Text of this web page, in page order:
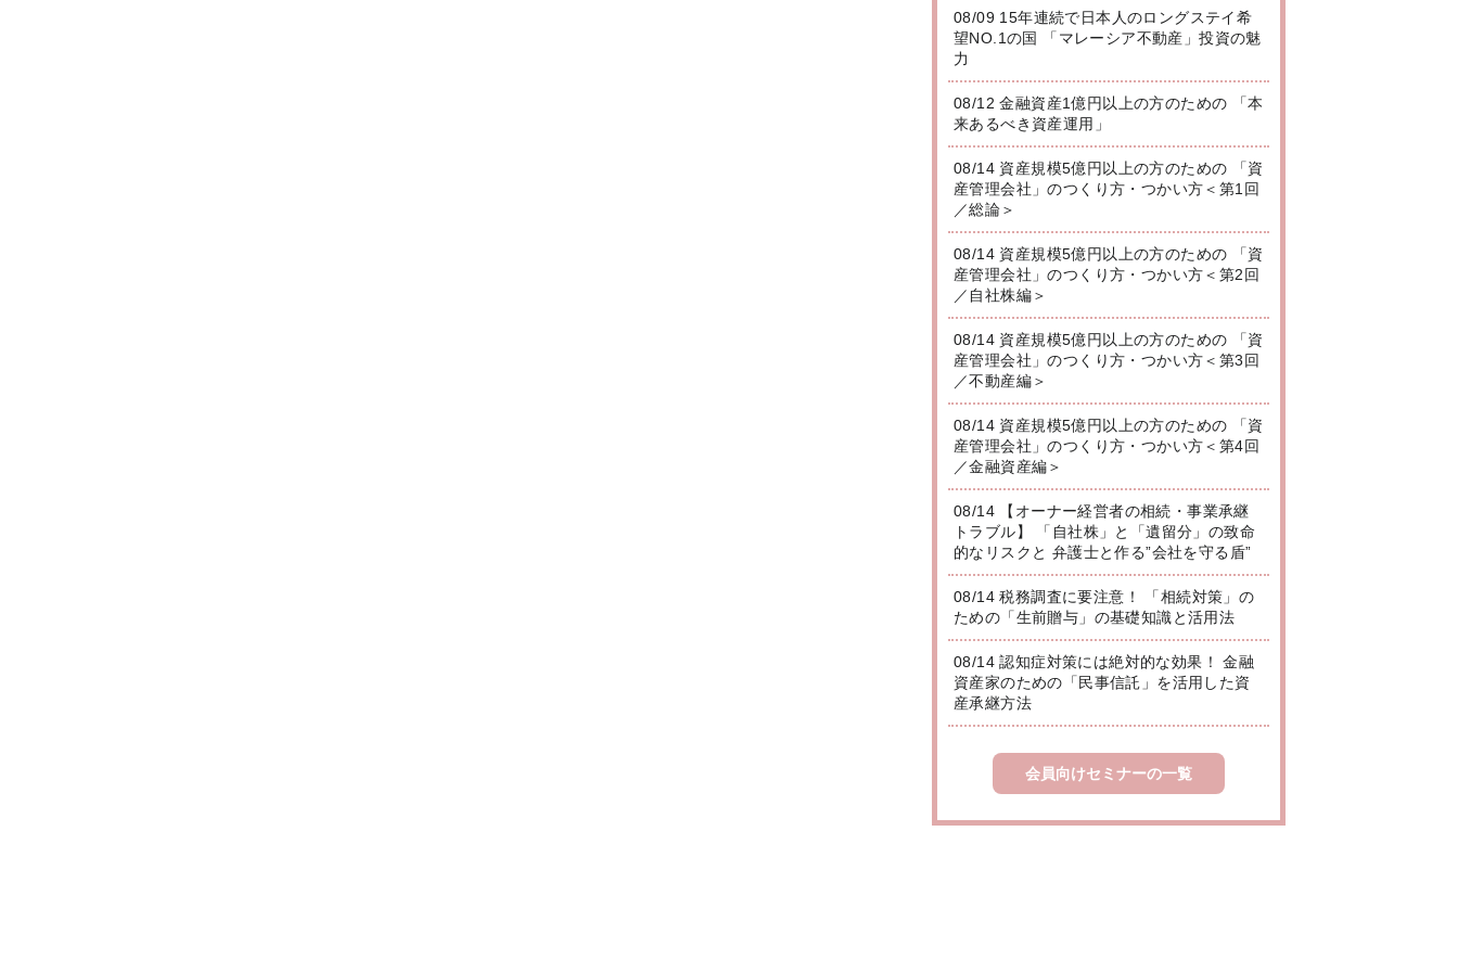
08/09 15年連続で日本人のロングステイ希
望NO.1の国 「マレーシア不動産」投資の魅
力
08/12 金融資産1億円以上の方のための 「本
来あるべき資産運用」
08/14 資産規模5億円以上の方のための 「資
産管理会社」のつくり方・つかい方＜第1回
／総論＞
08/14 資産規模5億円以上の方のための 「資
産管理会社」のつくり方・つかい方＜第2回
／自社株編＞
08/14 資産規模5億円以上の方のための 「資
産管理会社」のつくり方・つかい方＜第3回
／不動産編＞
08/14 資産規模5億円以上の方のための 「資
産管理会社」のつくり方・つかい方＜第4回
／金融資産編＞
08/14 【オーナー経営者の相続・事業承継
トラブル】 「自社株」と「遺留分」の致命
的なリスクと 弁護士と作る”会社を守る盾”
08/14 税務調査に要注意！ 「相続対策」の
ための「生前贈与」の基礎知識と活用法
08/14 認知症対策には絶対的な効果！ 金融
資産家のための「民事信託」を活用した資
産承継方法
会員向けセミナーの一覧